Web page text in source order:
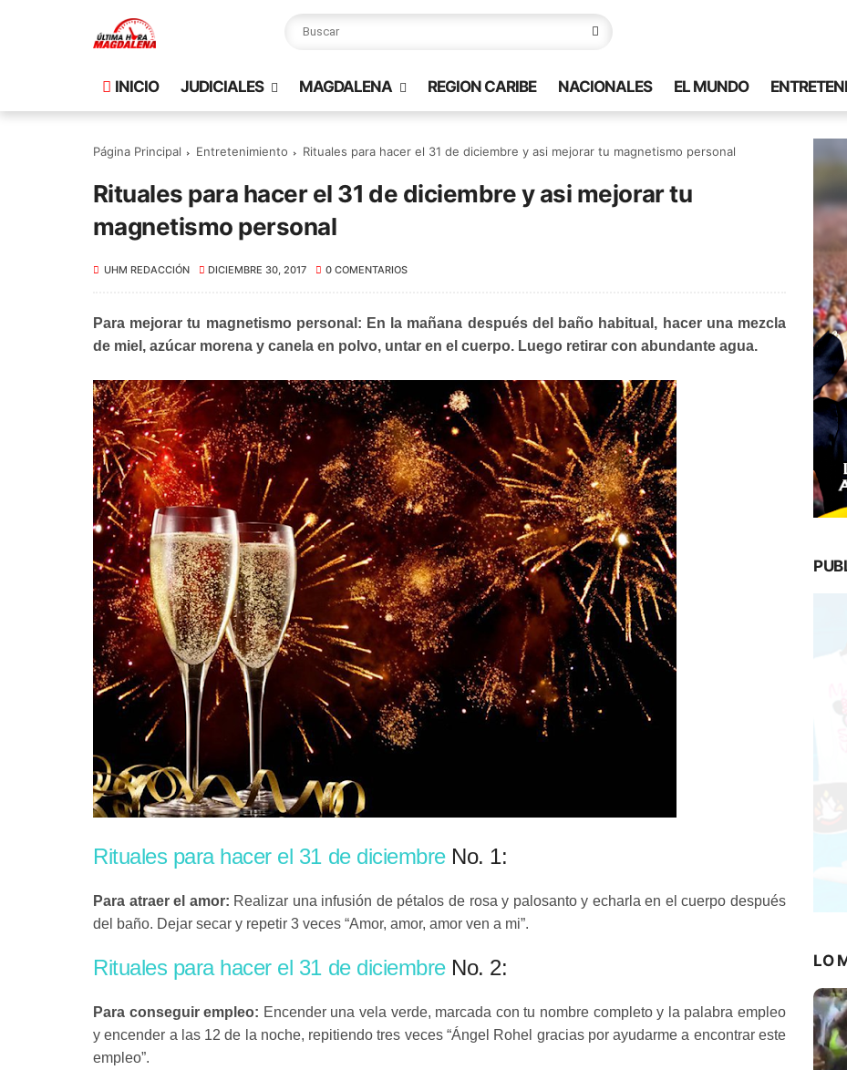
INICIO JUDICIALES MAGDALENA REGION CARIBE NACIONALES EL MUNDO
Página Principal Entretenimiento Rituales para hacer el 31 de diciembre y asi mejorar tu magnetismo personal
Rituales para hacer el 31 de diciembre y asi mejorar tu
magnetismo personal
UHM REDACCIÓN DICIEMBRE 30, 2017 0 COMENTARIOS
Para mejorar tu magnetismo personal: En la mañana después del baño habitual, hacer una mezcla
de miel, azúcar morena y canela en polvo, untar en el cuerpo. Luego retirar con abundante agua.
Rituales para hacer el 31 de diciembreNo. 1:
Para atraer el amor: Realizar una infusión de pétalos de rosa y palosanto y echarla en el cuerpo después
del baño. Dejar secar y repetir 3 veces “Amor, amor, amor ven a mi”.
Rituales para hacer el 31 de diciembreNo. 2:
Para conseguir empleo: Encender una vela verde, marcada con tu nombre completo y la palabra empleo
y encender a las 12 de la noche, repitiendo tres veces “Ángel Rohel gracias por ayudarme a encontrar este
empleo”.
LO